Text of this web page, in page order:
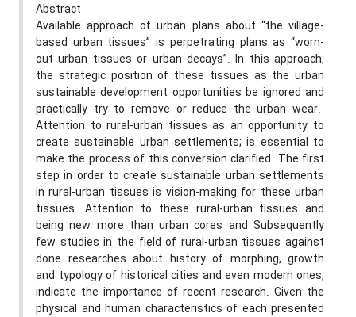
Abstract
Available approach of urban plans about “the village-
based urban tissues” is perpetrating plans as “worn-
out urban tissues or urban decays”. In this approach,
the strategic position of these tissues as the urban
sustainable development opportunities be ignored and
practically try to remove or reduce the urban wear.
Attention to rural-urban tissues as an opportunity to
create sustainable urban settlements; is essential to
make the process of this conversion clarified. The first
step in order to create sustainable urban settlements
in rural-urban tissues is vision-making for these urban
tissues. Attention to these rural-urban tissues and
being new more than urban cores and Subsequently
few studies in the field of rural-urban tissues against
done researches about history of morphing, growth
and typology of historical cities and even modern ones,
indicate the importance of recent research. Given the
physical and human characteristics of each presented